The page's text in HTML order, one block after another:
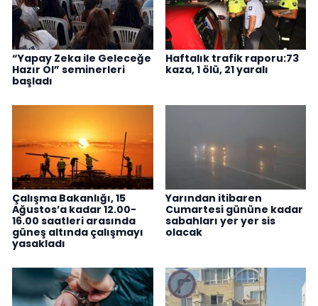
“Yapay Zeka ile Geleceğe
Hazır Ol” seminerleri
başladı
Haftalık trafik raporu:73
kaza, 1 ölü, 21 yaralı
Çalışma Bakanlığı, 15
Ağustos’a kadar 12.00-
16.00 saatleri arasında
güneş altında çalışmayı
yasakladı
Yarından itibaren
Cumartesi gününe kadar
sabahları yer yer sis
olacak